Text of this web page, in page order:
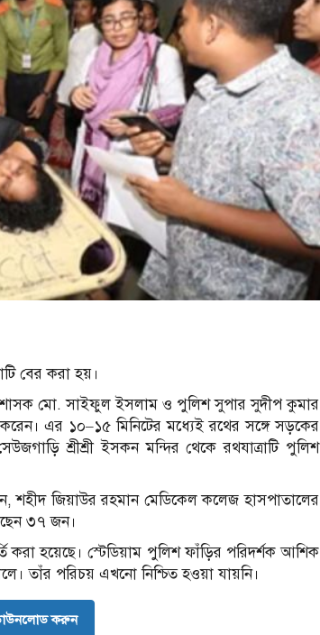
বের করা হয়।
মো. সাইফুল ইসলাম ও পুলিশ সুপার সুদীপ কুমার
করেন। এর ১০–১৫ মিনিটের মধ্যেই রথের সঙ্গে সড়কের
শ্রীশ্রী ইসকন মন্দির থেকে রথযাত্রাটি পুলিশ
শহীদ জিয়াউর রহমান মেডিকেল কলেজ হাসপাতালের
৩৭ জন।
হয়েছে। স্টেডিয়াম পুলিশ ফাঁড়ির পরিদর্শক আশিক
তাঁর পরিচয় এখনো নিশ্চিত হওয়া যায়নি।
করুন